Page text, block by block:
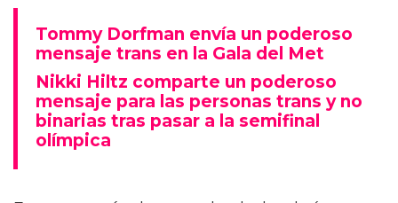
Tommy Dorfman envía un poderoso
mensaje trans en la Gala del Met
Nikki Hiltz comparte un poderoso
mensaje para las personas trans y no
binarias tras pasar a la semifinal
olímpica